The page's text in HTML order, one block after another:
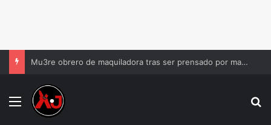
Les aseguran arsenal, droga y efectivo tras cateo; van a proceso
Menu